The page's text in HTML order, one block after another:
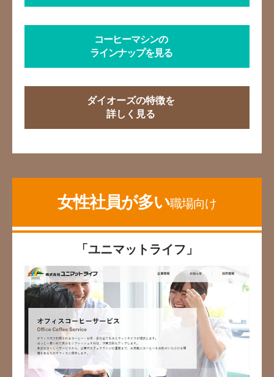
コーヒーマシンの
ラインナップを見る
ダイオーズの特徴を
詳しく見る
女性社員が多い職場向け
「ユニマットライフ」